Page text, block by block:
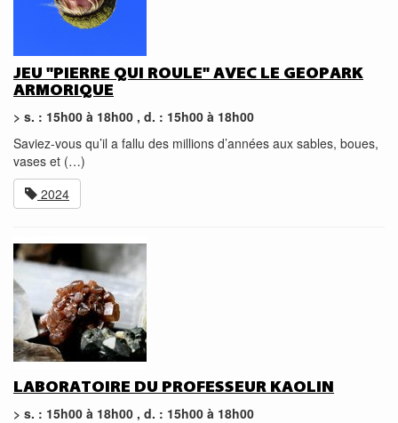
JEU "PIERRE QUI ROULE" AVEC LE GEOPARK
ARMORIQUE
> s. : 15h00 à 18h00 , d. : 15h00 à 18h00
Saviez-vous qu’il a fallu des millions d’années aux sables, boues,
vases et (…)
2024
LABORATOIRE DU PROFESSEUR KAOLIN
> s. : 15h00 à 18h00 , d. : 15h00 à 18h00